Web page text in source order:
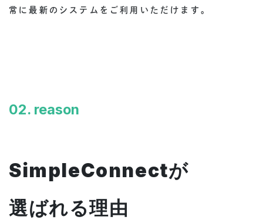
常に最新のシステムをご利用いただけます。
02. reason
SimpleConnectが
選ばれる理由